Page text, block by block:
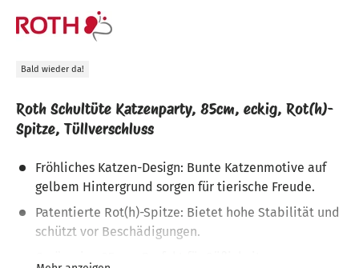
Bald wieder da!
Roth Schultüte Katzenparty, 85cm, eckig, Rot(h)-
Spitze, Tüllverschluss
Fröhliches Katzen-Design: Bunte Katzenmotive auf
gelbem Hintergrund sorgen für tierische Freude.
Patentierte Rot(h)-Spitze: Bietet hohe Stabilität und
schützt vor Beschädigungen.